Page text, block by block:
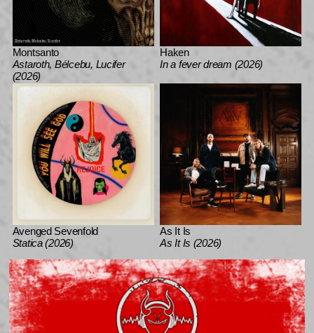
Montsanto
Astaroth, Bélcebu, Lucifer
(2026)
Haken
In a fever dream (2026)
Avenged Sevenfold
Statica (2026)
As It Is
As It Is (2026)